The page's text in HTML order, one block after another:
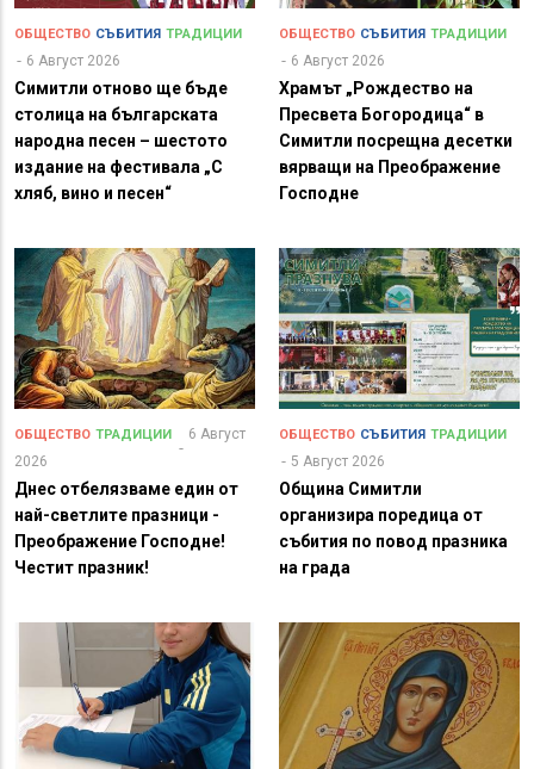
ОБЩЕСТВО СЪБИТИЯ ТРАДИЦИИ
6 Август 2026
Симитли отново ще бъде
столица на българската
народна песен – шестото
издание на фестивала „С
хляб, вино и песен“
ОБЩЕСТВО СЪБИТИЯ ТРАДИЦИИ
6 Август 2026
Храмът „Рождество на
Пресвета Богородица“ в
Симитли посрещна десетки
вярващи на Преображение
Господне
ОБЩЕСТВО ТРАДИЦИИ
6 Август
2026
Днес отбелязваме един от
най-светлите празници -
Преображение Господне!
Честит празник!
ОБЩЕСТВО СЪБИТИЯ ТРАДИЦИИ
5 Август 2026
Община Симитли
организира поредица от
събития по повод празника
на града